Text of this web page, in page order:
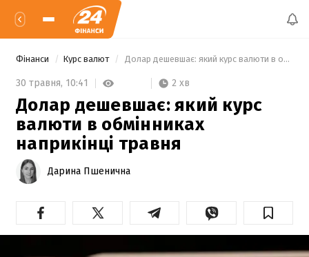
Фінанси Курс валют Долар дешевшає: який курс валюти в обмінниках наприкінці травня
30 травня, 10:41 2 хв
Долар дешевшає: який курс
валюти в обмінниках
наприкінці травня
Дарина Пшенична